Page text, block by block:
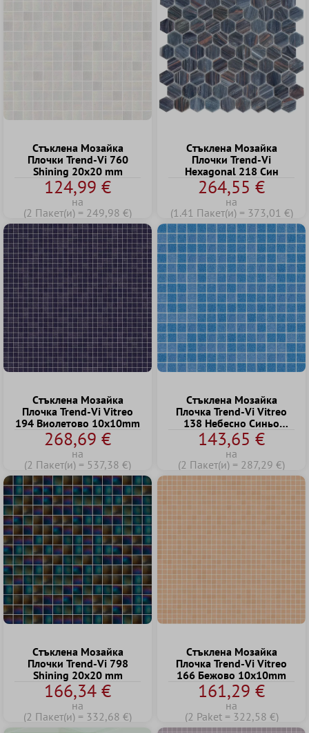
Cтъклена Mозайка
Плочки Trend-Vi 760
Shining 20x20 mm
124,99 €
на
(2 Пакет(и) = 249,98 €)
Cтъклена Mозайка
Плочки Trend-Vi
Hexagonal 218 Син
264,55 €
на
(1.41 Пакет(и) = 373,01 €)
Cтъклена Mозайка
Плочка Trend-Vi Vitreo
194 Виолетово 10x10mm
268,69 €
на
(2 Пакет(и) = 537,38 €)
Cтъклена Mозайка
Плочка Trend-Vi Vitreo
138 Небесно Cиньо
20x20mm
143,65 €
на
(2 Пакет(и) = 287,29 €)
Cтъклена Mозайка
Плочки Trend-Vi 798
Shining 20x20 mm
166,34 €
на
(2 Пакет(и) = 332,68 €)
Cтъклена Mозайка
Плочка Trend-Vi Vitreo
166 Бежово 10x10mm
161,29 €
на
(2 Paket = 322,58 €)